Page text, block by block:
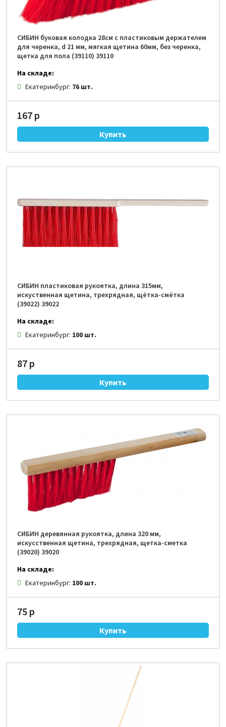
СИБИН буковая колодка 28см с пластиковым держателем
для черенка, d 21 мм, мягкая щетина 60мм, без черенка,
щетка для пола (39110) 39110
На складе:
Екатеринбург: 76 шт.
167 р
СИБИН пластиковая рукоятка, длина 315мм,
искуственная щетина, трехрядная, щётка-смётка
(39022) 39022
На складе:
Екатеринбург: 100 шт.
87 р
СИБИН деревянная рукоятка, длина 320 мм,
искусственная щетина, трехрядная, щетка-сметка
(39020) 39020
На складе:
Екатеринбург: 100 шт.
75 р